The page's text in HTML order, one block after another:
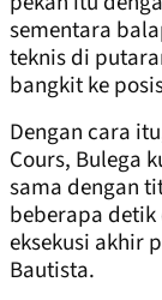
sementara
teknis di
bangkit ke
Dengan cara
Cours, Bulega
sama dengan
beberapa
eksekusi akhir
Bautista.